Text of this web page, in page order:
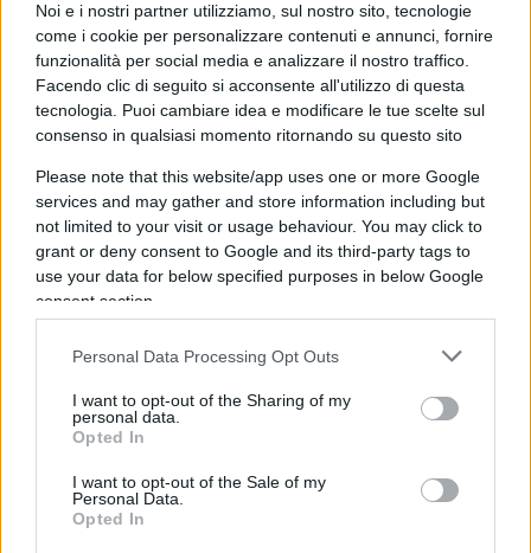
Noi e i nostri partner utilizziamo, sul nostro sito, tecnologie
come i cookie per personalizzare contenuti e annunci, fornire
funzionalità per social media e analizzare il nostro traffico.
Facendo clic di seguito si acconsente all'utilizzo di questa
tecnologia. Puoi cambiare idea e modificare le tue scelte sul
consenso in qualsiasi momento ritornando su questo sito
Please note that this website/app uses one or more Google
services and may gather and store information including but
not limited to your visit or usage behaviour. You may click to
grant or deny consent to Google and its third-party tags to
use your data for below specified purposes in below Google
consent section.
Personal Data Processing Opt Outs
I want to opt-out of the Sharing of my
personal data.
Opted In
I want to opt-out of the Sale of my
Personal Data.
Opted In
disonesti, degli esclusi contro la Casta, degli
italiani contro l’Europa. Continuando su questa
strada, l’Italia pagherà un prezzo altissimo alla
disonestà di governo: il debito pubblico non solo
paese, che nel suo complesso è sana, e sui
risparmi degli italiani che non sapevano di dover
risparmiare per pagare le campagne elettorali
permanenti di Salvini e di Di Maio e che quando lo
sapranno sarà troppo tardi.
Qualunque sia il gioco che sta giocando Salvini è
pericoloso per l’Italia. Questo basta non solo per
criticarlo ma anche per capire che il suo
populismo è un “populismo senza governo”